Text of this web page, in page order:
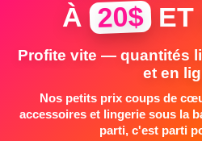
À 20$ ET
Profite vite — quantités
et en
Nos petits prix coups de
accessoires et lingerie sous la
parti, c'est parti